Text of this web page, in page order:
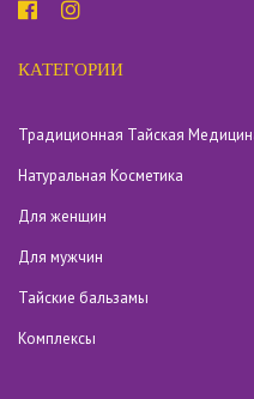
КАТЕГОРИИ
Традиционная Тайская
Натуральная Косметика
Для женщин
Для мужчин
Тайские бальзамы
Комплексы